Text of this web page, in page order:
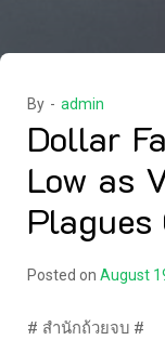
By - admin
Dollar
Low as
Plagues
Posted on August
# สำนักถ้วยจบ #